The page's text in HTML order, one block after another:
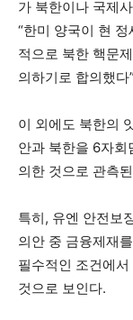
가 북한이나 국제
“한미 양국이 현
적으로 북한 핵문
의하기로 합의했다
이 외에도 북한의
안과 북한을 6자회
의한 것으로 관측
특히, 유엔 안전보
의안 중 금융제재
필수적인 조건에
것으로 보인다.